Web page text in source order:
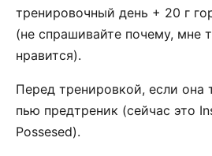
тренировочный день + 20 г
(не спрашивайте почему, мне
нравится).
Перед тренировкой, если она
пью предтреник (сейчас это
Possesed).